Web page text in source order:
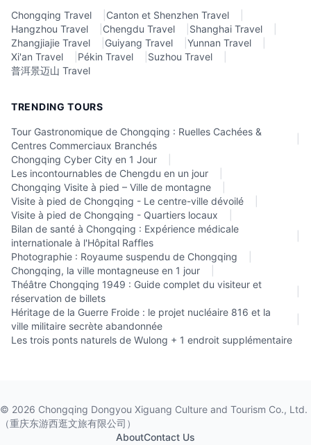
Chongqing Travel Canton et Shenzhen Travel
Hangzhou Travel
Chengdu Travel Shanghai Travel
Zhangjiajie Travel
Guiyang Travel Yunnan Travel
Xi'an Travel
Pékin Travel Suzhou Travel
普洱景迈山 Travel
TRENDING TOURS
Tour Gastronomique de Chongqing : Ruelles Cachées &
Centres Commerciaux Branchés
Chongqing Cyber City en 1 Jour
Les incontournables de Chengdu en un jour
Chongqing Visite à pied – Ville de montagne
Visite à pied de Chongqing - Le centre-ville dévoilé
Visite à pied de Chongqing - Quartiers locaux
Bilan de santé à Chongqing : Expérience médicale
internationale à l'Hôpital Raffles
Photographie : Royaume suspendu de Chongqing
Chongqing, la ville montagneuse en 1 jour
Théâtre Chongqing 1949 : Guide complet du visiteur et
réservation de billets
Héritage de la Guerre Froide : le projet nucléaire 816 et la
ville militaire secrète abandonnée
Les trois ponts naturels de Wulong + 1 endroit supplémentaire
© 2026 Chongqing Dongyou Xiguang Culture and Tourism Co., Ltd.
（重庆东游西逛文旅有限公司）
AboutContact Us